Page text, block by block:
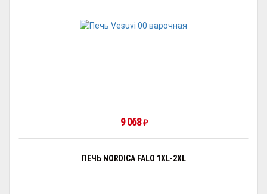
9 068₽
ПЕЧЬ NORDICA FALO 1XL-2XL